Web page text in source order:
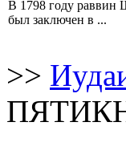
В 1798 году раввин
был заключен в ...
>>